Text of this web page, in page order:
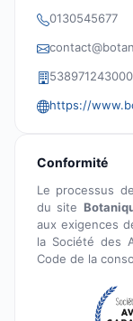
0130545677
https://
Conformité
Le processus
du site
aux exigences
la Société des
Code de la